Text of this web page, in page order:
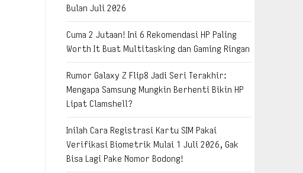
Bulan Juli 2026
Cuma 2 Jutaan! Ini 6 Rekomendasi HP Paling
Worth It Buat Multitasking dan Gaming Ringan
Rumor Galaxy Z Flip8 Jadi Seri Terakhir:
Mengapa Samsung Mungkin Berhenti Bikin HP
Lipat Clamshell?
Inilah Cara Registrasi Kartu SIM Pakai
Verifikasi Biometrik Mulai 1 Juli 2026, Gak
Bisa Lagi Pake Nomor Bodong!